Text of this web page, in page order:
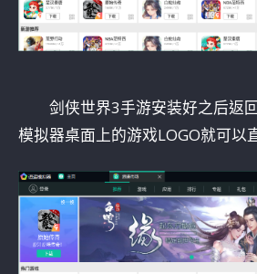
剑侠世界3手游安装好之后返
模拟器桌面上的游戏LOGO就可以